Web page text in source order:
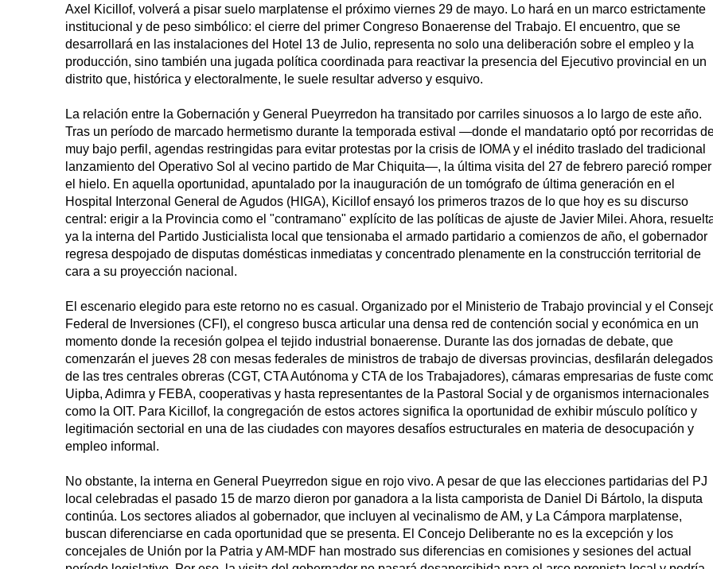
Axel Kicillof, volverá a pisar suelo marplatense el próximo viernes 29 de mayo. Lo hará en un marco estrictamente
institucional y de peso simbólico: el cierre del primer Congreso Bonaerense del Trabajo. El encuentro, que se
desarrollará en las instalaciones del Hotel 13 de Julio, representa no solo una deliberación sobre el empleo y la
producción, sino también una jugada política coordinada para reactivar la presencia del Ejecutivo provincial en un
distrito que, histórica y electoralmente, le suele resultar adverso y esquivo.
La relación entre la Gobernación y General Pueyrredon ha transitado por carriles sinuosos a lo largo de este año.
Tras un período de marcado hermetismo durante la temporada estival —donde el mandatario optó por recorridas
muy bajo perfil, agendas restringidas para evitar protestas por la crisis de IOMA y el inédito traslado del tradicional
lanzamiento del Operativo Sol al vecino partido de Mar Chiquita—, la última visita del 27 de febrero pareció romper
el hielo. En aquella oportunidad, apuntalado por la inauguración de un tomógrafo de última generación en el
Hospital Interzonal General de Agudos (HIGA), Kicillof ensayó los primeros trazos de lo que hoy es su discurso
central: erigir a la Provincia como el "contramano" explícito de las políticas de ajuste de Javier Milei. Ahora,
ya la interna del Partido Justicialista local que tensionaba el armado partidario a comienzos de año, el gobernador
regresa despojado de disputas domésticas inmediatas y concentrado plenamente en la construcción territorial de
cara a su proyección nacional.
El escenario elegido para este retorno no es casual. Organizado por el Ministerio de Trabajo provincial y el
Federal de Inversiones (CFI), el congreso busca articular una densa red de contención social y económica en un
momento donde la recesión golpea el tejido industrial bonaerense. Durante las dos jornadas de debate, que
comenzarán el jueves 28 con mesas federales de ministros de trabajo de diversas provincias, desfilarán delegados
de las tres centrales obreras (CGT, CTA Autónoma y CTA de los Trabajadores), cámaras empresarias de fuste
Uipba, Adimra y FEBA, cooperativas y hasta representantes de la Pastoral Social y de organismos internacionales
como la OIT. Para Kicillof, la congregación de estos actores significa la oportunidad de exhibir músculo político y
legitimación sectorial en una de las ciudades con mayores desafíos estructurales en materia de desocupación y
empleo informal.
No obstante, la interna en General Pueyrredon sigue en rojo vivo. A pesar de que las elecciones partidarias del PJ
local celebradas el pasado 15 de marzo dieron por ganadora a la lista camporista de Daniel Di Bártolo, la disputa
continúa. Los sectores aliados al gobernador, que incluyen al vecinalismo de AM, y La Cámpora marplatense,
buscan diferenciarse en cada oportunidad que se presenta. El Concejo Deliberante no es la excepción y los
concejales de Unión por la Patria y AM-MDF han mostrado sus diferencias en comisiones y sesiones del actual